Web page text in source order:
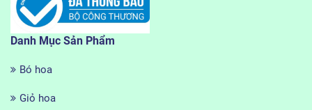
Danh Mục Sản Phẩm
Bó hoa
Giỏ hoa